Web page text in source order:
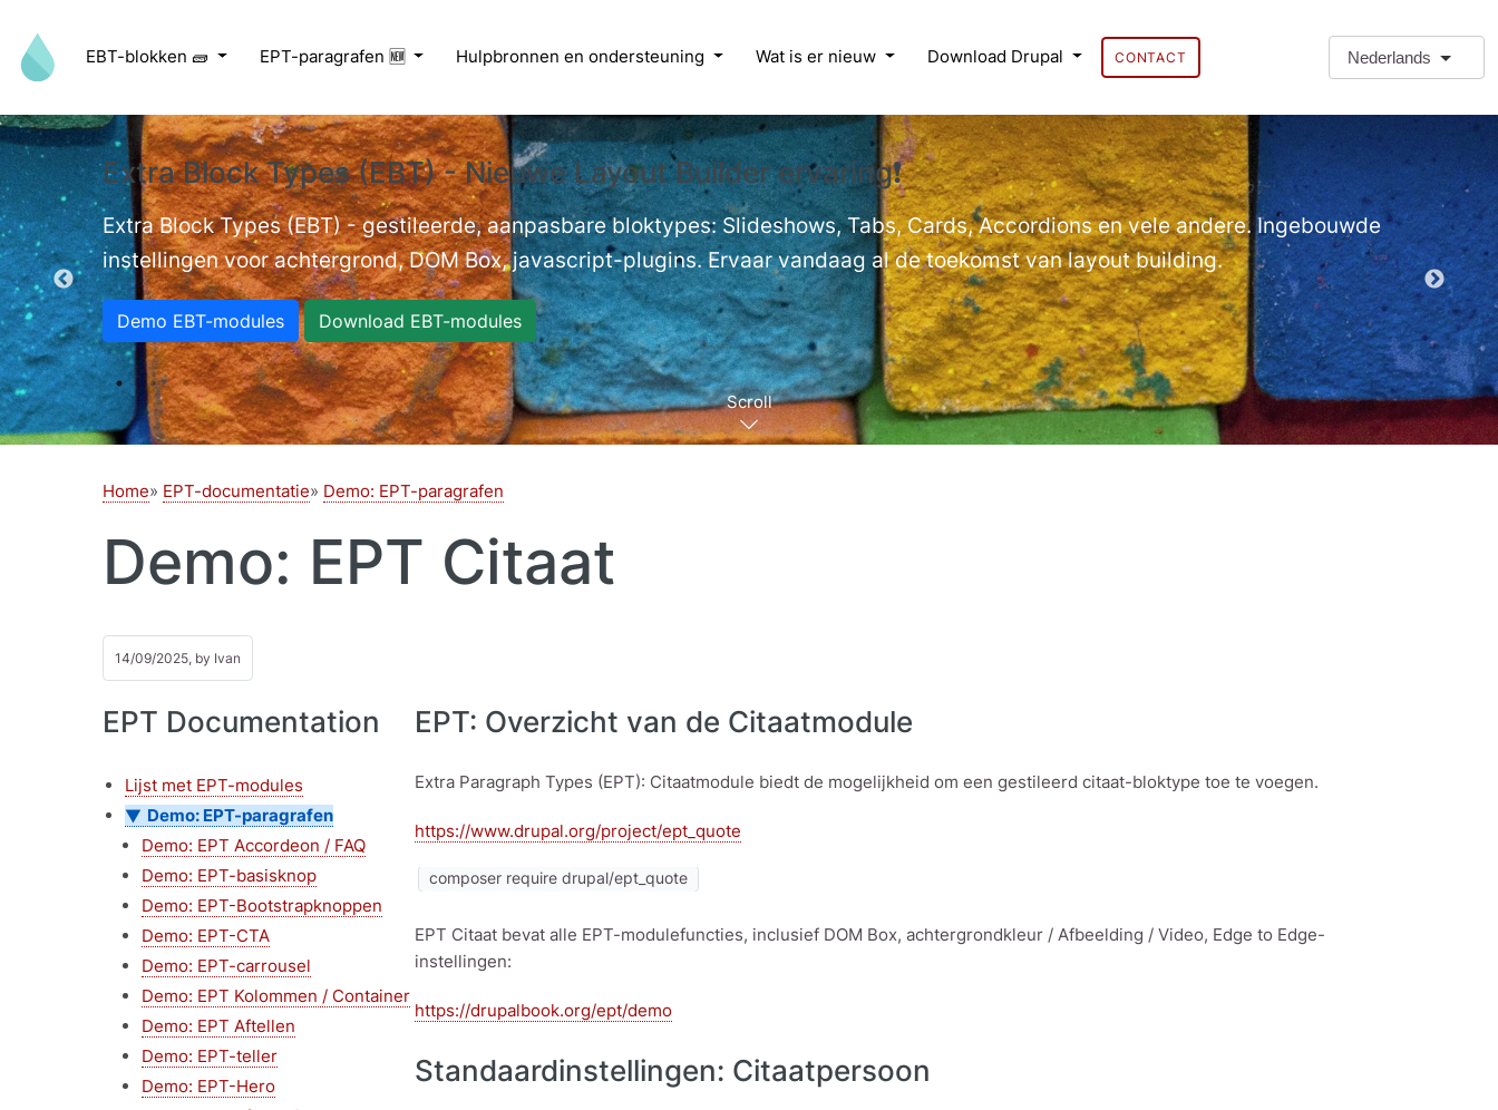
EBT-blokken 🧱 EPT-paragrafen 🆕 Hulpbronnen en ondersteuning Wat is er nieuw Download Drupal CONTACT Nederlands
videos.
Extra Block Types (EBT) - Nieuwe Layout Builder ervaring❗
Extra Block Types (EBT) - gestileerde, aanpasbare bloktypes: Slideshows, Tabs, Cards, Accordions en vele andere. Ingebouwde
instellingen voor achtergrond, DOM Box, javascript-plugins. Ervaar vandaag al de toekomst van layout building.
Demo EBT-modules Download EBT-modules
Extra
Demo
Scroll
Home EPT-documentatie Demo: EPT-paragrafen
Demo: EPT Citaat
14/09/2025, by Ivan
EPT Documentation
Lijst met EPT-modules
Demo: EPT-paragrafen
Demo: EPT Accordeon / FAQ
Demo: EPT-basisknop
Demo: EPT-Bootstrapknoppen
Demo: EPT-CTA
Demo: EPT-carrousel
Demo: EPT Kolommen / Container
Demo: EPT Aftellen
Demo: EPT-teller
Demo: EPT-Hero
EPT: Overzicht van de Citaatmodule
Extra Paragraph Types (EPT): Citaatmodule biedt de mogelijkheid om een gestileerd citaat-bloktype toe te voegen.
https://www.drupal.org/project/ept_quote
composer require drupal/ept_quote
EPT Citaat bevat alle EPT-modulefuncties, inclusief DOM Box, achtergrondkleur / Afbeelding / Video, Edge to Edge-
instellingen:
https://drupalbook.org/ept/demo
Standaardinstellingen: Citaatpersoon